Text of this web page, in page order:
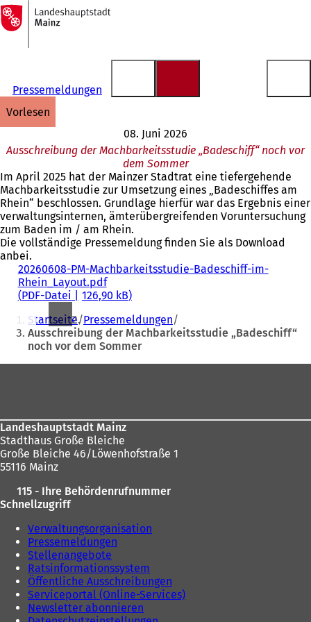
Inhalt anspringen
Zur
Startseite
Pressemeldungen
vorlesen
08. Juni 2026
Ausschreibung der Machbarkeitsstudie „Badeschiff“ noch vor
dem Sommer
Im April 2025 hat der Mainzer Stadtrat eine tiefergehende
Machbarkeitsstudie zur Umsetzung eines „Badeschiffes am
Rhein“ beschlossen. Grundlage hierfür war das Ergebnis einer
verwaltungsinternen, ämterübergreifenden Voruntersuchung
zum Baden im / am Rhein.
Die vollständige Pressemeldung finden Sie als Download
anbei.
20260608-PM-Machbarkeitsstudie-Badeschiff-im-
Rhein_Layout.pdf
PDF-Datei 126,90 kB
Sie
befinden
sich
hier:
Startseite Pressemeldungen
Ausschreibung der Machbarkeitsstudie „Badeschiff“
noch vor dem Sommer
Landeshauptstadt Mainz
Stadthaus Große Bleiche
Große Bleiche 46/Löwenhofstraße 1
55116 Mainz
115 - Ihre Behördenrufnummer
Schnellzugriff
Verwaltungsorganisation
Pressemeldungen
Stellenangebote
Ratsinformationssystem
Öffentliche Ausschreibungen
Serviceportal (Online-Services)
Newsletter abonnieren